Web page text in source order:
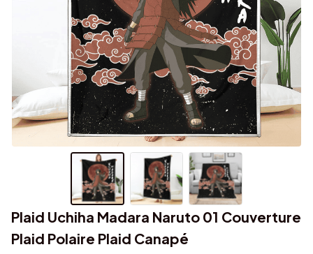
Plaid Uchiha Madara Naruto 01 Couverture
Plaid Polaire Plaid Canapé